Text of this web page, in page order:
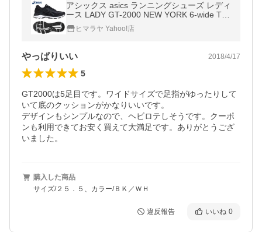
アシックス asics ランニングシューズ レディ
ース LADY GT-2000 NEW YORK 6-wide TJ
G778 9001 GT2000-6
ヒマラヤ Yahoo!店
やっぱりいい 2018/4/17
5
GT2000は5足目です。ワイドサイズで足指がゆったりして
いて底のクッションがかなりいいです。
デザインもシンプルなので、ヘビロテしそうです。クーポ
ンも利用できてお安く買えて大満足です。ありがとうござ
いました。
購入した商品
サイズ/２５．５、カラー/ＢＫ／ＷＨ
違反報告 いいね 0